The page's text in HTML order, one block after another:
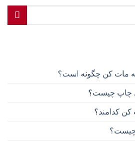
مات کن چگونه است؟
چاپ چیست؟
کدامند؟